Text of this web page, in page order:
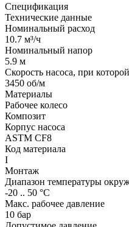
Спецификация
Технические данные
Номинальный расход
10.7 м³/ч
Номинальный напор
5.9 м
Скорость насоса, при
3450 об/м
Материалы
Рабочее колесо
Композит
Корпус насоса
ASTM CF8
Код материала
I
Монтаж
Диапазон температуры
-20 .. 50 °C
Макс. рабочее давление
10 бар